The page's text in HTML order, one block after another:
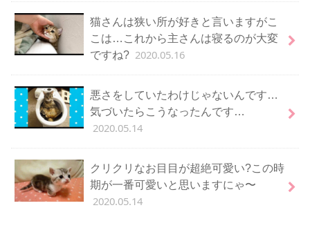
猫さんは狭い所が好きと言いますがこ
こは…これから主さんは寝るのが大変
ですね? 2020.05.16
悪さをしていたわけじゃないんです…
気づいたらこうなったんです…
2020.05.14
クリクリなお目目が超絶可愛い?この時
期が一番可愛いと思いますにゃ〜
2020.05.14